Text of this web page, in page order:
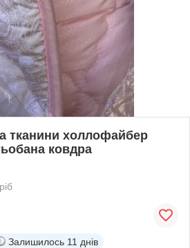
тканини холлофайбер
ковдра
Залишилось 11 днів